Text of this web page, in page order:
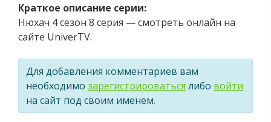
Краткое описание серии:
Нюхач 4 сезон 8 серия — смотреть онлайн на
сайте UniverTV.
Для добавления комментариев вам
необходимо зарегистрироваться либо войти
на сайт под своим именем.